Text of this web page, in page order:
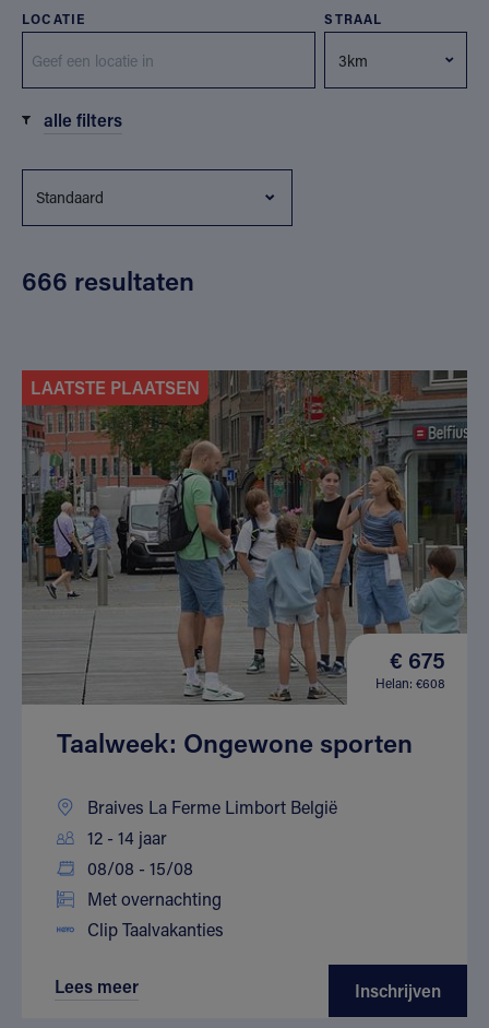
LOCATIE STRAAL
alle filters
666 resultaten
LAATSTE PLAATSEN
€ 675
Helan: €608
Taalweek: Ongewone sporten
Braives La Ferme Limbort België
12 - 14 jaar
08/08 - 15/08
Met overnachting
Clip Taalvakanties
Lees meer Inschrijven